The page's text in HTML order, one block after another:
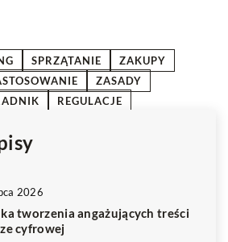
SPRZĄTANIE
ZAKUPY
ZASADY
REGULACJE
2026
tworzenia angażujących treści
cyfrowej